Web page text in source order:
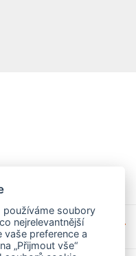
soubory
nejrelevantnější
vaše preference a
„Přijmout vše“